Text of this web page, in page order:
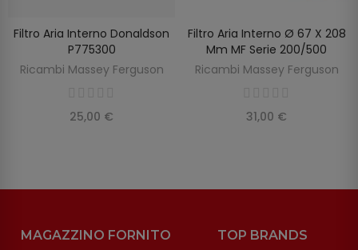
AGGIUNGI AL CARRELLO
Filtro Aria Interno Donaldson
P775300
Ricambi Massey Ferguson
25,00 €
SCOPRIRE
Filtro Aria Interno Ø 67 X 208
Mm MF Serie 200/500
Ricambi Massey Ferguson
31,00 €
MAGAZZINO FORNITO TOP BRANDS